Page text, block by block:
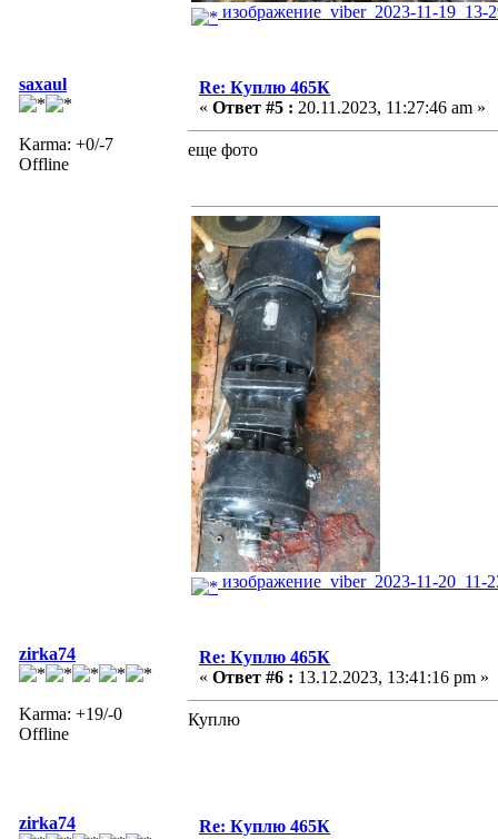
изображение_viber_2023-11-19_13-
saxaul
Karma: +0/-7
Offline
Re: Куплю 465К
« Ответ #5 : 20.11.2023, 11:27:46 am »
еще фото
изображение_viber_2023-11-20_11-
zirka74
Karma: +19/-0
Offline
Re: Куплю 465К
« Ответ #6 : 13.12.2023, 13:41:16 pm »
Куплю
zirka74
Re: Куплю 465К